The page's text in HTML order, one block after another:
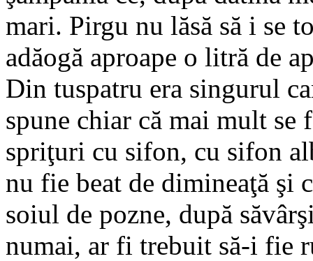
mari. Pirgu nu lăsă să i se
adăogă aproape o litră de
Din tuspatru era singurul
spune chiar că mai mult se
spriţuri cu sifon, cu sifon
nu fie beat de dimineaţă şi
soiul de pozne, după
numai, ar fi trebuit să-i fie